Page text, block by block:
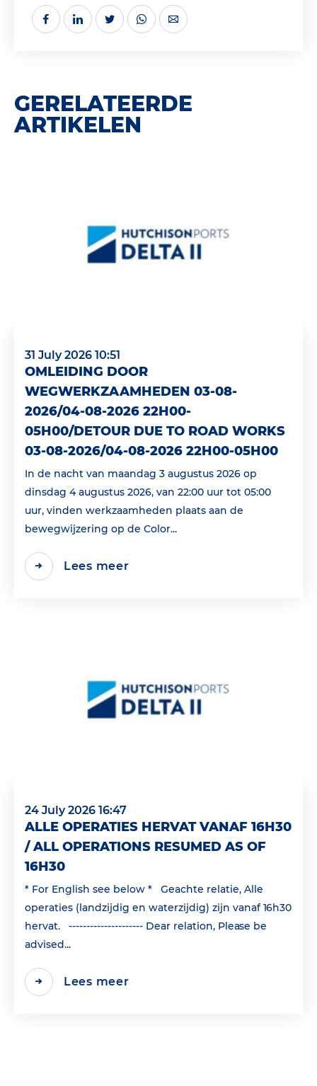
GERELATEERDE
ARTIKELEN
31 July 2026 10:51
OMLEIDING DOOR
WEGWERKZAAMHEDEN 03-08-
2026/04-08-2026 22H00-
05H00/DETOUR DUE TO ROAD WORKS
03-08-2026/04-08-2026 22H00-05H00
In de nacht van maandag 3 augustus 2026 op
dinsdag 4 augustus 2026, van 22:00 uur tot 05:00
uur, vinden werkzaamheden plaats aan de
bewegwijzering op de Color...
Lees meer
24 July 2026 16:47
ALLE OPERATIES HERVAT VANAF 16H30
/ ALL OPERATIONS RESUMED AS OF
16H30
* For English see below * Geachte relatie, Alle
operaties (landzijdig en waterzijdig) zijn vanaf 16h30
hervat. --------------------- Dear relation, Please be
advised...
Lees meer